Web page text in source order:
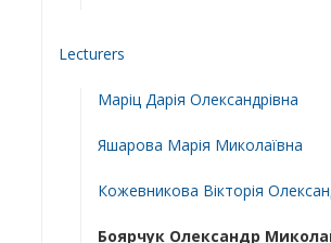
Lecturers
Маріц Дарія Олександрівна
Яшарова Марія Миколаївна
Кожевникова Вікторія
Боярчук Олександр